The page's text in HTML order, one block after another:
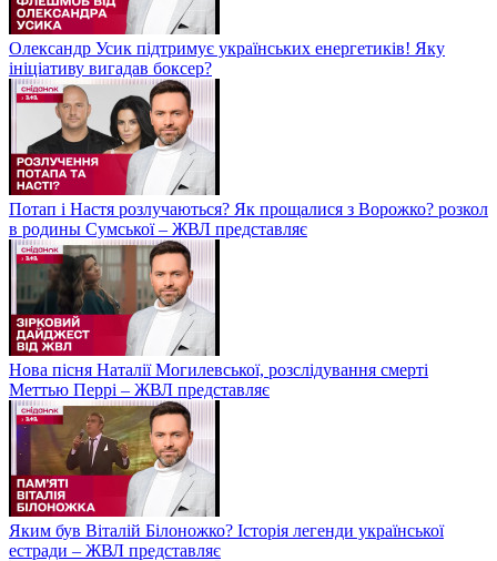
Олександр Усик підтримує українських енергетиків! Яку
ініціативу вигадав боксер?
Потап і Настя розлучаються? Як прощалися з Ворожко? розкол
в родины Сумської – ЖВЛ представляє
Нова пісня Наталії Могилевської, розслідування смерті
Меттью Перрі – ЖВЛ представляє
Яким був Віталій Білоножко? Історія легенди української
естради – ЖВЛ представляє